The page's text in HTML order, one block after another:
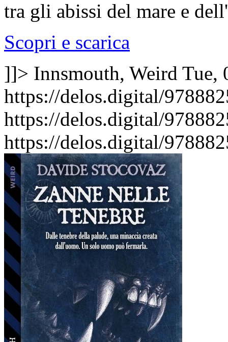
tra gli abissi del mare e
Scopri e scarica
]]> Innsmouth, Weird Tue,
https://delos.digital/
https://delos.digital/
https://delos.digital/